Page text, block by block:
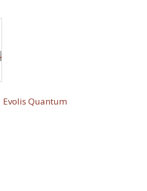
Evolis Quantum